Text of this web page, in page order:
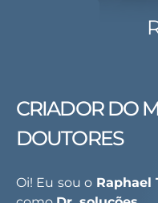
CRIADOR DO
DOUTORES
Oi! Eu sou o Raphael